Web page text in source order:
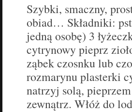
Szybki, smaczny,
obiad… Składniki:
jedną osobę) 3
cytrynowy pieprz
ząbek czosnku lub
rozmarynu plasterki
natrzyj solą,
zewnątrz. Włóż do